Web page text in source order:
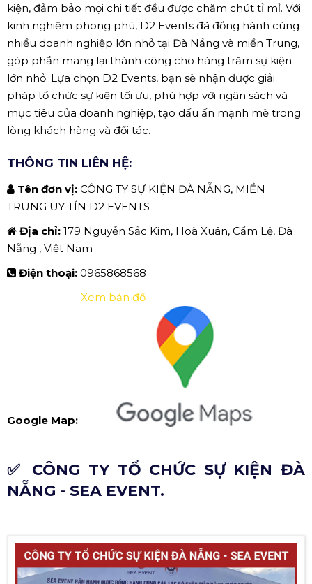
kiện, đảm bảo mọi chi tiết đều được chăm chút tỉ mỉ. Với
kinh nghiệm phong phú, D2 Events đã đồng hành cùng
nhiều doanh nghiệp lớn nhỏ tại Đà Nẵng và miền Trung,
góp phần mang lại thành công cho hàng trăm sự kiện
lớn nhỏ. Lựa chọn D2 Events, bạn sẽ nhận được giải
pháp tổ chức sự kiện tối ưu, phù hợp với ngân sách và
mục tiêu của doanh nghiệp, tạo dấu ấn mạnh mẽ trong
lòng khách hàng và đối tác.
THÔNG TIN LIÊN HỆ:
Tên đơn vị: CÔNG TY SỰ KIỆN ĐÀ NẴNG, MIỀN
TRUNG UY TÍN D2 EVENTS
Địa chỉ: 179 Nguyễn Sắc Kim, Hoà Xuân, Cẩm Lệ, Đà
Nẵng , Việt Nam
Điện thoại: 0965868568
Google Map:
Xem bản đồ
✅ CÔNG TY TỔ CHỨC SỰ KIỆN ĐÀ
NẴNG - SEA EVENT.